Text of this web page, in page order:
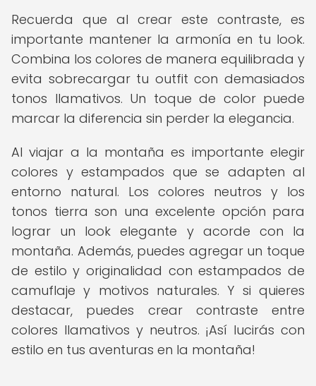
Recuerda que al crear este contraste, es
importante mantener la armonía en tu look.
Combina los colores de manera equilibrada y
evita sobrecargar tu outfit con demasiados
tonos llamativos. Un toque de color puede
marcar la diferencia sin perder la elegancia.
Al viajar a la montaña es importante elegir
colores y estampados que se adapten al
entorno natural. Los colores neutros y los
tonos tierra son una excelente opción para
lograr un look elegante y acorde con la
montaña. Además, puedes agregar un toque
de estilo y originalidad con estampados de
camuflaje y motivos naturales. Y si quieres
destacar, puedes crear contraste entre
colores llamativos y neutros. ¡Así lucirás con
estilo en tus aventuras en la montaña!